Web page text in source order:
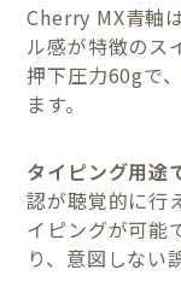
Cherry MX青軸
ル感が特徴のス
押下圧力60gで
ます。
タイピング用途
認が聴覚的に行
イピングが可能
り、意図しない